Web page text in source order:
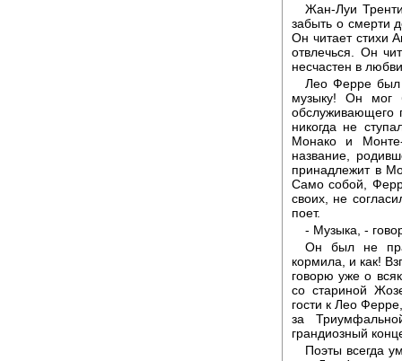
Жан-Луи
забыть о смерти
Он читает стихи
отвлечься. Он
несчастен в
Лео Ферре был
музыку! Он мог
обслуживающего
никогда не
Монако и
название,
принадлежит в
Само собой,
своих, не
поет.
- Музыка, -
Он был не
кормила, и как!
говорю уже о
со стариной
гости к Лео
за
грандиозный
Поэты всегда